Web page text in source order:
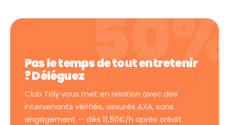
Pas le temps de tout entretenir
? Déléguez
Club Tidy vous met en relation avec des
intervenants vérifiés, assurés AXA, sans
engagement — dès 11,50€/h après crédit